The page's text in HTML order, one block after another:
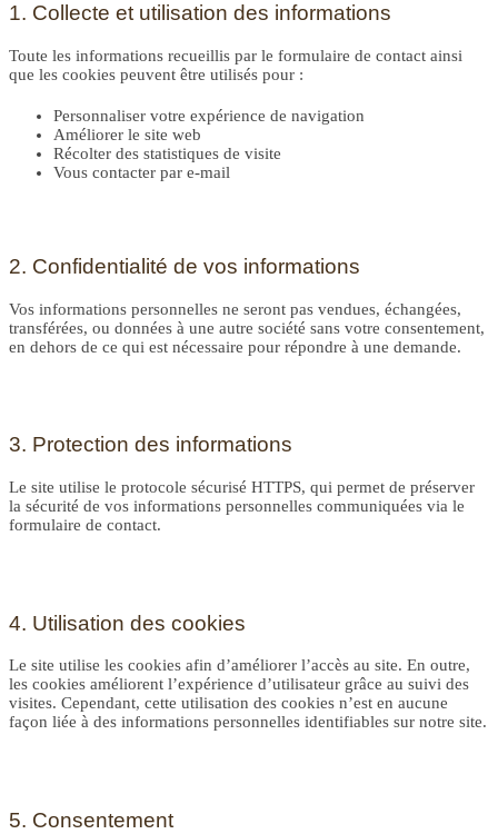
1. Collecte et utilisation des informations
Toute les informations recueillis par le formulaire de contact ainsi
que les cookies peuvent être utilisés pour :
Personnaliser votre expérience de navigation
Améliorer le site web
Récolter des statistiques de visite
Vous contacter par e-mail
2. Confidentialité de vos informations
Vos informations personnelles ne seront pas vendues, échangées,
transférées, ou données à une autre société sans votre consentement,
en dehors de ce qui est nécessaire pour répondre à une demande.
3. Protection des informations
Le site utilise le protocole sécurisé HTTPS, qui permet de préserver
la sécurité de vos informations personnelles communiquées via le
formulaire de contact.
4. Utilisation des cookies
Le site utilise les cookies afin d’améliorer l’accès au site. En outre,
les cookies améliorent l’expérience d’utilisateur grâce au suivi des
visites. Cependant, cette utilisation des cookies n’est en aucune
façon liée à des informations personnelles identifiables sur notre site.
5. Consentement